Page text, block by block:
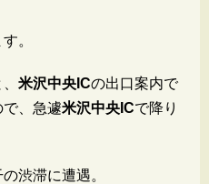
。
米沢中央ICの出口案内で
、急遽米沢中央ICで降り
渋滞に遭遇。